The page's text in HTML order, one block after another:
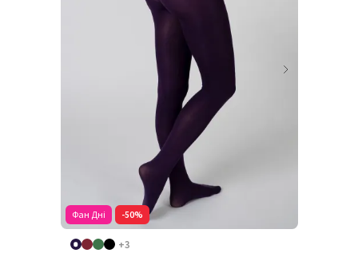
Фан Дні -50%
+3